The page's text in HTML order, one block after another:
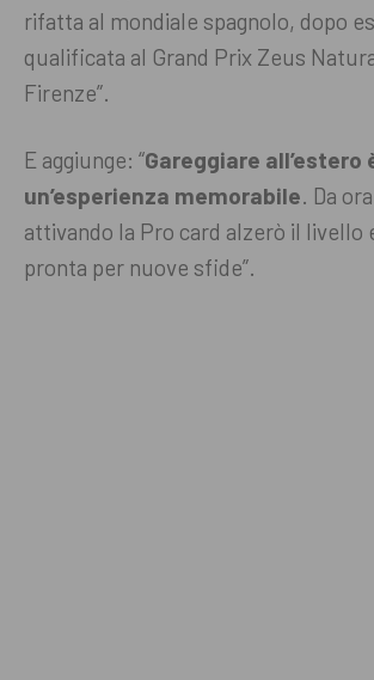
rifatta al mondiale spagnolo, dopo
qualificata al Grand Prix Zeus
Firenze”.
E aggiunge: “Gareggiare all’estero
un’esperienza memorabile. Da
attivando la Pro card alzerò il livello
pronta per nuove sfide”.